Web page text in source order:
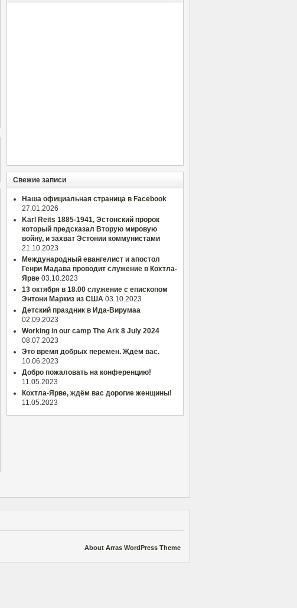
Свежие записи
Наша официальная страница в Facebook
27.01.2026
Karl Reits 1885-1941, Эстонский пророк
который предсказал Вторую мировую
войну, и захват Эстонии коммунистами
21.10.2023
Международный евангелист и апостол
Генри Мадава проводит служение в Кохтла-
Ярве 03.10.2023
13 октября в 18.00 служение с епископом
Энтони Маркиз из США 03.10.2023
Детский праздник в Ида-Вирумаа
02.09.2023
Working in our camp The Ark 8 July 2024
08.07.2023
Это время добрых перемен. Ждём вас.
10.06.2023
Добро пожаловать на конференцию!
11.05.2023
Кохтла-Ярве, ждём вас дорогие женщины!
11.05.2023
About Arras WordPress Theme